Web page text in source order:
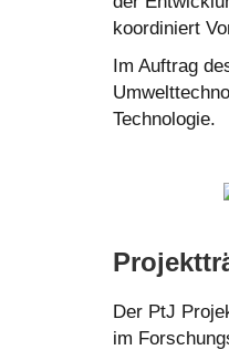
koordiniert
Im Auftrag
Technologie.
Der PtJ
im